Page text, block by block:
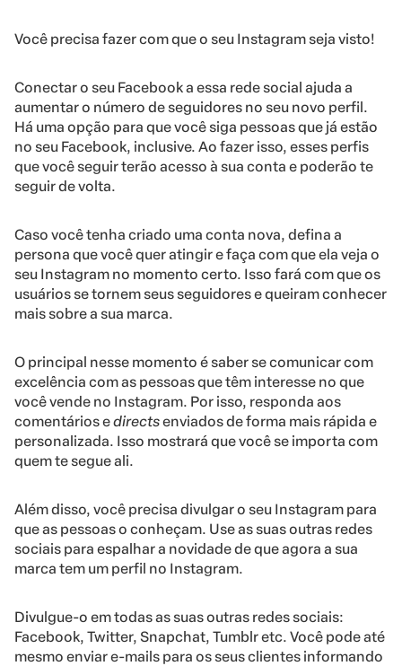
Você precisa fazer com que o seu Instagram seja visto!
Conectar o seu Facebook a essa rede social ajuda a
aumentar o número de seguidores no seu novo perfil.
Há uma opção para que você siga pessoas que já estão
no seu Facebook, inclusive. Ao fazer isso, esses perfis
que você seguir terão acesso à sua conta e poderão te
seguir de volta.
Caso você tenha criado uma conta nova, defina a
persona que você quer atingir e faça com que ela veja o
seu Instagram no momento certo. Isso fará com que os
usuários se tornem seus seguidores e queiram conhecer
mais sobre a sua marca.
O principal nesse momento é saber se comunicar com
excelência com as pessoas que têm interesse no que
você vende no Instagram. Por isso, responda aos
comentários edirectsenviados de forma mais rápida e
personalizada. Isso mostrará que você se importa com
quem te segue ali.
Além disso, você precisa divulgar o seu Instagram para
que as pessoas o conheçam. Use as suas outras redes
sociais para espalhar a novidade de que agora a sua
marca tem um perfil no Instagram.
Divulgue-o em todas as suas outras redes sociais:
Facebook, Twitter, Snapchat, Tumblr etc. Você pode até
mesmo enviar e-mails para os seus clientes informando